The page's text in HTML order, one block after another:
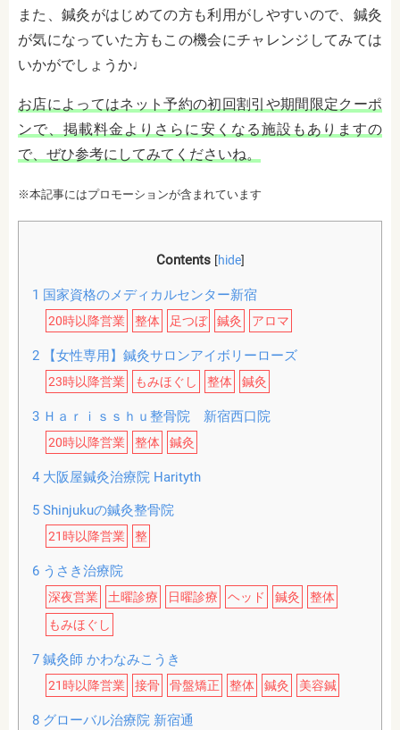
また、鍼灸がはじめての方も利用がしやすいので、鍼灸
が気になっていた方もこの機会にチャレンジしてみては
いかがでしょうか♩
お店によってはネット予約の初回割引や期間限定クーポ
ンで、掲載料金よりさらに安くなる施設もありますの
で、ぜひ参考にしてみてくださいね。
※本記事にはプロモーションが含まれています
Contents [hide]
1 国家資格のメディカルセンター新宿
20時以降営業 整体 足つぼ 鍼灸 アロマ
2【女性専用】鍼灸サロンアイボリーローズ
23時以降営業 もみほぐし 整体 鍼灸
3Ｈａｒｉｓｓｈｕ整骨院 新宿西口院
20時以降営業 整体 鍼灸
4大阪屋鍼灸治療院 Harityth
5Shinjukuの鍼灸整骨院
21時以降営業 整
6うさき治療院
深夜営業 土曜診療 日曜診療 ヘッド 鍼灸
整体
もみほぐし
7鍼灸師 かわなみこうき
21時以降営業 接骨 骨盤矯正 整体 鍼灸 美容鍼
8グローバル治療院 新宿通